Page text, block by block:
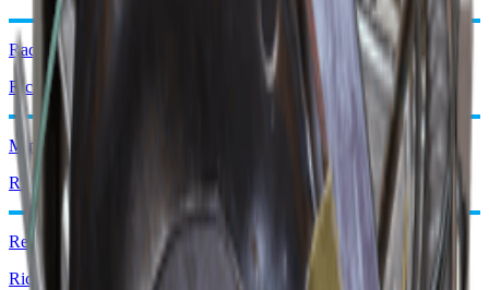
Radio portatile rotta
Ricicla: x3
Mina esplosiva
Ricicla: x1
Regolatore di Flusso
Ricicla: x1